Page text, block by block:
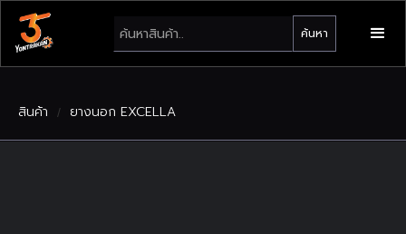
สินค้า / ยางนอก EXCELLA